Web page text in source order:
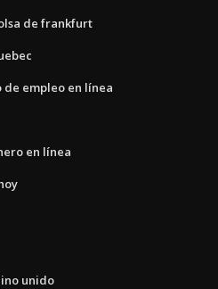
de frankfurt
empleo en línea
en línea
unido